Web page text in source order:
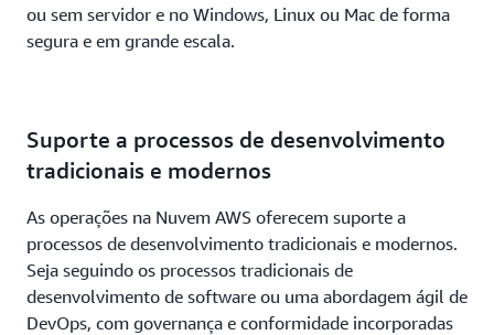
ou sem servidor e no Windows, Linux ou Mac de forma
segura e em grande escala.
Suporte a processos de desenvolvimento
tradicionais e modernos
As operações na Nuvem AWS oferecem suporte a
processos de desenvolvimento tradicionais e modernos.
Seja seguindo os processos tradicionais de
desenvolvimento de software ou uma abordagem ágil de
DevOps, com governança e conformidade incorporadas